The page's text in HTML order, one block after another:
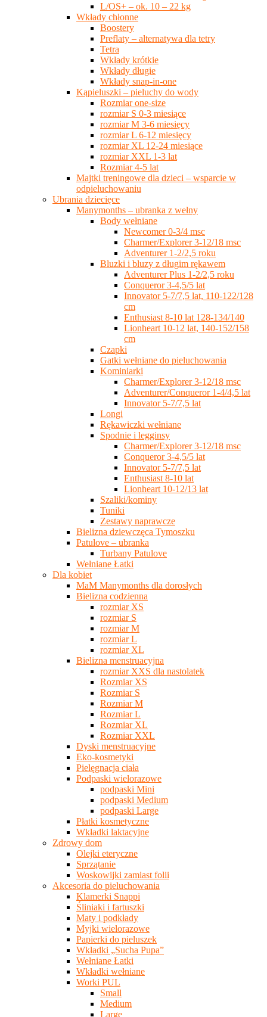
L/OS+ – ok. 10 – 22 kg
Wkłady chłonne
Boostery
Preflaty – alternatywa dla tetry
Tetra
Wkłady krótkie
Wkłady długie
Wkłady snap-in-one
Kąpieluszki – pieluchy do wody
Rozmiar one-size
rozmiar S 0-3 miesiące
rozmiar M 3-6 miesięcy
rozmiar L 6-12 miesięcy
rozmiar XL 12-24 miesiące
rozmiar XXL 1-3 lat
Rozmiar 4-5 lat
Majtki treningowe dla dzieci – wsparcie w
odpieluchowaniu
Ubrania dziecięce
Manymonths – ubranka z wełny
Body wełniane
Newcomer 0-3/4 msc
Charmer/Explorer 3-12/18 msc
Adventurer 1-2/2,5 roku
Bluzki i bluzy z długim rękawem
Adventurer Plus 1-2/2,5 roku
Conqueror 3-4,5/5 lat
Innovator 5-7/7,5 lat, 110-122/128
cm
Enthusiast 8-10 lat 128-134/140
Lionheart 10-12 lat, 140-152/158
cm
Czapki
Gatki wełniane do pieluchowania
Kominiarki
Charmer/Explorer 3-12/18 msc
Adventurer/Conqueror 1-4/4,5 lat
Innovator 5-7/7,5 lat
Longi
Rękawiczki wełniane
Spodnie i legginsy
Charmer/Explorer 3-12/18 msc
Conqueror 3-4,5/5 lat
Innovator 5-7/7,5 lat
Enthusiast 8-10 lat
Lionheart 10-12/13 lat
Szaliki/kominy
Tuniki
Zestawy naprawcze
Bielizna dziewczęca Tymoszku
Patulove – ubranka
Turbany Patulove
Wełniane Łatki
Dla kobiet
MaM Manymonths dla dorosłych
Bielizna codzienna
rozmiar XS
rozmiar S
rozmiar M
rozmiar L
rozmiar XL
Bielizna menstruacyjna
rozmiar XXS dla nastolatek
Rozmiar XS
Rozmiar S
Rozmiar M
Rozmiar L
Rozmiar XL
Rozmiar XXL
Dyski menstruacyjne
Eko-kosmetyki
Pielęgnacja ciała
Podpaski wielorazowe
podpaski Mini
podpaski Medium
podpaski Large
Płatki kosmetyczne
Wkładki laktacyjne
Zdrowy dom
Olejki eteryczne
Sprzątanie
Woskowijki zamiast folii
Akcesoria do pieluchowania
Klamerki Snappi
Śliniaki i fartuszki
Maty i podkłady
Myjki wielorazowe
Papierki do pieluszek
Wkładki „Sucha Pupa”
Wełniane Łatki
Wkładki wełniane
Worki PUL
Small
Medium
Large